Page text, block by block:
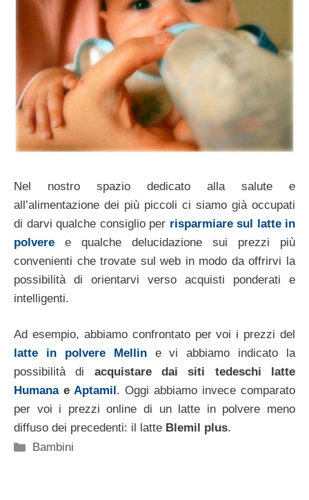
Nel nostro spazio dedicato alla salute e
all’alimentazione dei più piccoli ci siamo già occupati
di darvi qualche consiglio per risparmiare sul latte in
polvere e qualche delucidazione sui prezzi più
convenienti che trovate sul web in modo da offrirvi la
possibilità di orientarvi verso acquisti ponderati e
intelligenti.
Ad esempio, abbiamo confrontato per voi i prezzi del
latte in polvere Melline vi abbiamo indicato la
possibilità di acquistare dai siti tedeschi latte
Humanae Aptamil . Oggi abbiamo invece comparato
per voi i prezzi online di un latte in polvere meno
diffuso dei precedenti: il latte Blemil plus.
Categorie
Bambini